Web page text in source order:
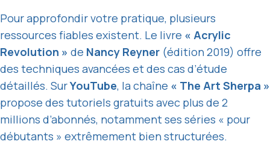
Pour approfondir votre pratique, plusieurs
ressources fiables existent. Le livre « Acrylic
Revolution » de Nancy Reyner (édition 2019) offre
des techniques avancées et des cas d’étude
détaillés. SurYouTube, la chaîne « The Art Sherpa »
propose des tutoriels gratuits avec plus de 2
millions d’abonnés, notamment ses séries « pour
débutants » extrêmement bien structurées.